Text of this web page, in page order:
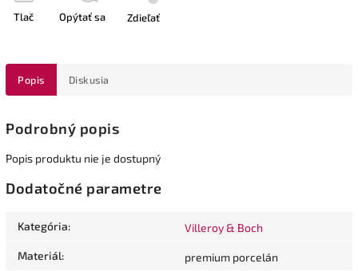
Tlač Opýtať sa Zdieľať
Popis Diskusia
Podrobný popis
Popis produktu nie je dostupný
Dodatočné parametre
Kategória: Villeroy & Boch
Materiál: premium porcelán